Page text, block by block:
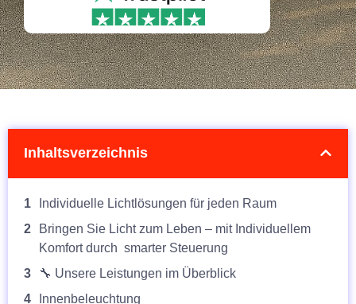
Inhaltsverzeichnis
1
Individuelle Lichtlösungen für jeden Raum
2
Bringen Sie Licht zum Leben – mit Individuellem
Komfort durch smarter Steuerung
3
🔧 Unsere Leistungen im Überblick
4
Innenbeleuchtung